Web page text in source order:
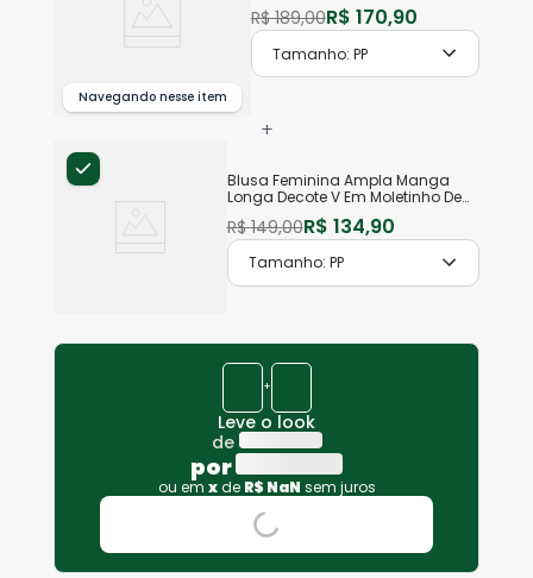
Navegando nesse item
R$ 189,00R$ 170,90
Tamanho: PP
+
Blusa Feminina Ampla Manga
Longa Decote V Em Moletinho De
R$ 149,00R$ 134,90
Tamanho: PP
+
Leve o look
de
por
ou em x de R$ NaN sem juros